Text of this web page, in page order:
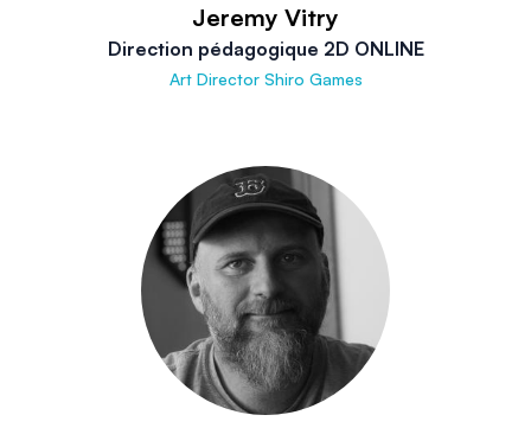
Jeremy Vitry
Direction pédagogique 2D ONLINE
Art Director Shiro Games